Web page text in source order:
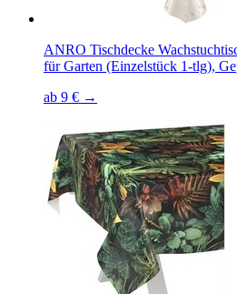
ANRO Tischdecke
für Garten (Einzelstück 1-tlg),
ab 9 € →